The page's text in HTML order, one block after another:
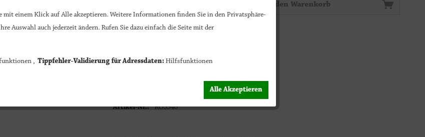
In den Warenkorb
8,50 € *
250 Gramm (3,40 € * / 100 Gramm)
zzgl. Versandkosten
Artikel-Nr.: RO5540
mit einem Klick auf Alle akzeptieren. Weitere Informationen finden Sie in den Privatsphäre-
Auswahl auch jederzeit ändern. Rufen Sie dazu einfach die Seite mit der
, Tippfehler-Validierung für Adressdaten: Hilfsfunktionen
Alle Akzeptieren